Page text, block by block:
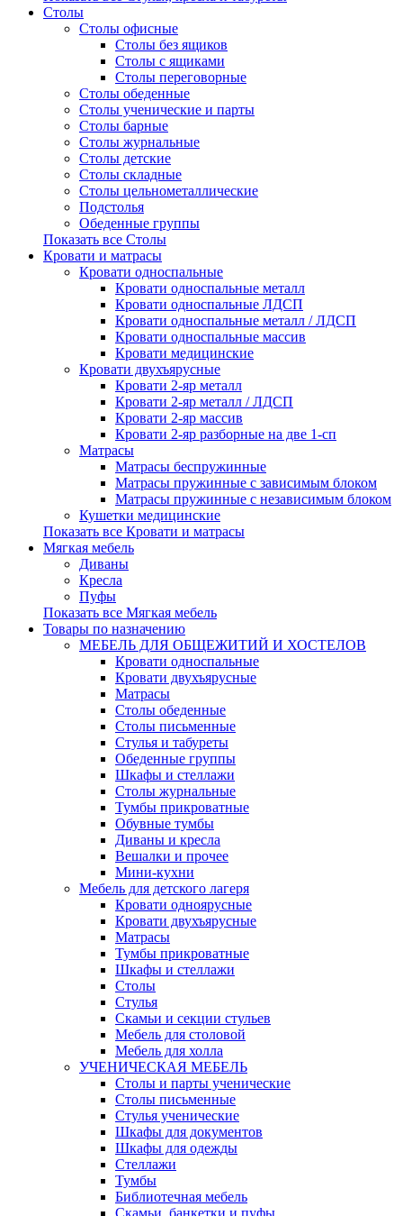
Столы
Столы офисные
Столы без ящиков
Столы с ящиками
Столы переговорные
Столы обеденные
Столы ученические и парты
Столы барные
Столы журнальные
Столы детские
Столы складные
Столы цельнометаллические
Подстолья
Обеденные группы
Показать все Столы
Кровати и матрасы
Кровати односпальные
Кровати односпальные металл
Кровати односпальные ЛДСП
Кровати односпальные металл / ЛДСП
Кровати односпальные массив
Кровати медицинские
Кровати двухъярусные
Кровати 2-яр металл
Кровати 2-яр металл / ЛДСП
Кровати 2-яр массив
Кровати 2-яр разборные на две 1-сп
Матрасы
Матрасы беспружинные
Матрасы пружинные с зависимым блоком
Матрасы пружинные с независимым блоком
Кушетки медицинские
Показать все Кровати и матрасы
Мягкая мебель
Диваны
Кресла
Пуфы
Показать все Мягкая мебель
Товары по назначению
МЕБЕЛЬ ДЛЯ ОБЩЕЖИТИЙ И ХОСТЕЛОВ
Кровати односпальные
Кровати двухъярусные
Матрасы
Столы обеденные
Столы письменные
Стулья и табуреты
Обеденные группы
Шкафы и стеллажи
Столы журнальные
Тумбы прикроватные
Обувные тумбы
Диваны и кресла
Вешалки и прочее
Мини-кухни
Мебель для детского лагеря
Кровати одноярусные
Кровати двухъярусные
Матрасы
Тумбы прикроватные
Шкафы и стеллажи
Столы
Стулья
Скамьи и секции стульев
Мебель для столовой
Мебель для холла
УЧЕНИЧЕСКАЯ МЕБЕЛЬ
Столы и парты ученические
Столы письменные
Стулья ученические
Шкафы для документов
Шкафы для одежды
Стеллажи
Тумбы
Библиотечная мебель
Скамьи, банкетки и пуфы